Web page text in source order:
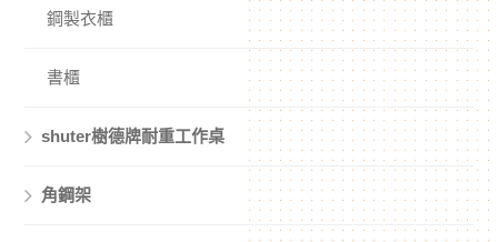
鋼製衣櫃
書櫃
shuter樹德牌耐重工作桌
角鋼架